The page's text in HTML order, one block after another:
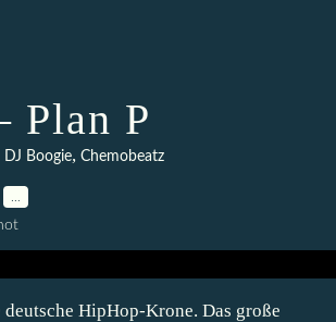
Plan P
DJ Boogie, Chemobeatz
HipHop-Krone. Das große